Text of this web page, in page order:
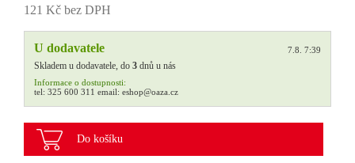
121 Kč bez DPH
U dodavatele 7.8. 7:39
Skladem u dodavatele, do 3 dnů u nás
Informace o dostupnosti:
tel: 325 600 311 email: eshop@oaza.cz
Do košíku